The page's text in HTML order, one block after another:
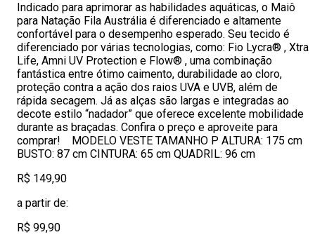
Indicado para aprimorar as habilidades aquáticas, o Maiô
para Natação Fila Austrália é diferenciado e altamente
confortável para o desempenho esperado. Seu tecido é
diferenciado por várias tecnologias, como: Fio Lycra® , Xtra
Life, Amni UV Protection e Flow® , uma combinação
fantástica entre ótimo caimento, durabilidade ao cloro,
proteção contra a ação dos raios UVA e UVB, além de
rápida secagem. Já as alças são largas e integradas ao
decote estilo “nadador” que oferece excelente mobilidade
durante as braçadas. Confira o preço e aproveite para
comprar! MODELO VESTE TAMANHO P ALTURA: 175 cm
BUSTO: 87 cm CINTURA: 65 cm QUADRIL: 96 cm
R$ 149,90
a partir de:
R$ 99,90